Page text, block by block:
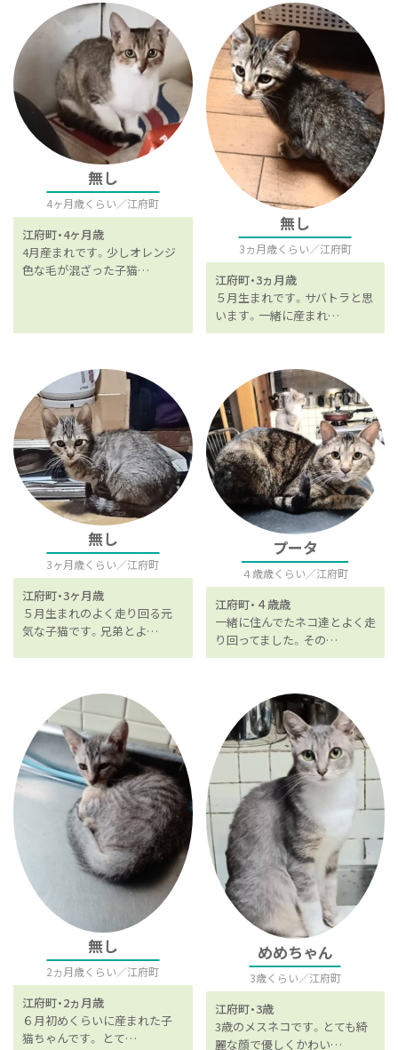
無し
4ヶ月歳くらい 江府町
江府町 4ヶ月歳
4月産まれです。少しオレンジ
色な毛が混ざった子猫…
無し
3ヵ月歳くらい 江府町
江府町 3ヵ月歳
５月生まれです。サバトラと思
います。一緒に産まれ…
無し
3ヶ月歳くらい 江府町
江府町 3ヶ月歳
５月生まれのよく走り回る元
気な子猫です。兄弟とよ…
プータ
４歳歳くらい 江府町
江府町 ４歳歳
一緒に住んでたネコ達とよく走
り回ってました。その…
無し
2ヵ月歳くらい 江府町
江府町 2ヵ月歳
６月初めくらいに産まれた子
猫ちゃんです。 とて…
めめちゃん
3歳くらい 江府町
江府町 3歳
3歳のメスネコです。とても綺
麗な顔で優しくかわい…